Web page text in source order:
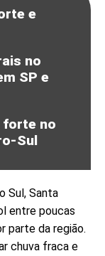
e
no
SP e
forte no
Sul
Sul, Santa
entre poucas
parte da região.
chuva fraca e